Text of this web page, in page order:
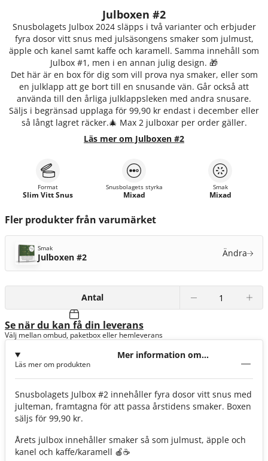
Julboxen #2
Snusbolagets Julbox 2024 släpps i två varianter och erbjuder
fyra dosor vitt snus med julsäsongens smaker som julmust,
äpple och kanel samt kaffe och karamell. Samma innehåll som
Julbox #1, men i en annan julig design. 🎁
Det här är en box för dig som vill prova nya smaker, eller som
en julklapp att ge bort till en snusande vän. Går också att
använda till den årliga julklappsleken med andra snusare.
Säljs i begränsad upplaga för 99,90 kr endast i december eller
så långt lagret räcker.🎄 Max 2 julboxar per order gäller.
Läs mer om Julboxen #2
Format
Slim Vitt Snus
Snusbolagets styrka
Mixad
Smak
Mixad
Fler produkter från varumärket
Smak
Julboxen #2 Ändra
Antal
Se när du kan få din leverans
Välj mellan ombud, paketbox eller hemleverans
Mer information om
Läs mer om produkten
Snusbolagets Julbox #2 innehåller fyra dosor vitt snus med
julteman, framtagna för att passa årstidens smaker. Boxen
säljs för 99,90 kr.
Årets julbox innehåller smaker så som julmust, äpple och
kanel och kaffe/karamell 🍎☕